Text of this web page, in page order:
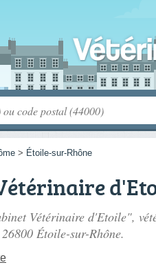
> Étoile-sur-Rhône
Vétérinaire d'Etoile",
Étoile-sur-Rhône.